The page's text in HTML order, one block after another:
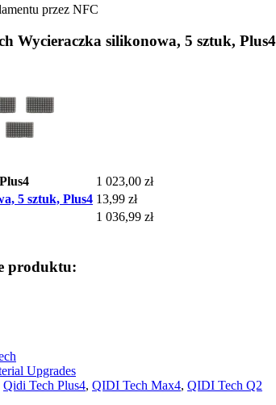
przez NFC
Wycieraczka silikonowa, 5 sztuk, Plus4
1 023,00 zł
5 sztuk, Plus4 13,99 zł
1 036,99 zł
produktu:
Upgrades
Qidi Tech Plus4, QIDI Tech Max4, QIDI Tech Q2